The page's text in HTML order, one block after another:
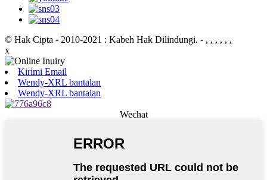
© Hak Cipta - 2010-2021 : Kabeh Hak Dilindungi. - , , , , , ,
x
Kirimi Email
Wendy-XRL bantalan
Wendy-XRL bantalan
Wechat